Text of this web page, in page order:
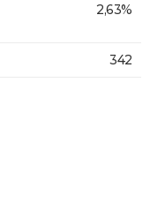
2,63%
342